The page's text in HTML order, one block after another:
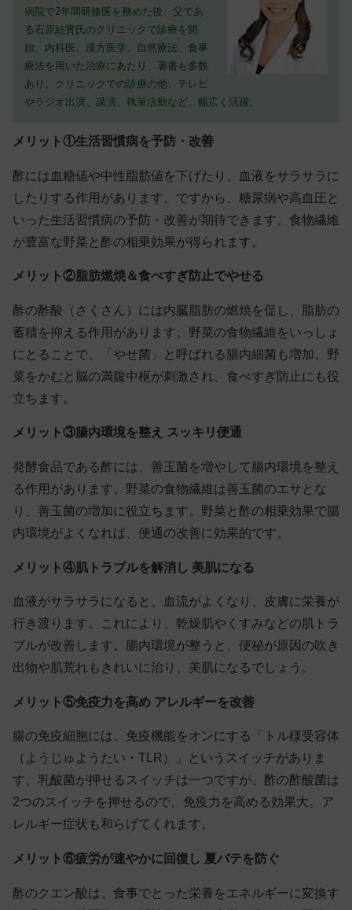
病院で2年間研修医を務めた後、父であ
る石原結實氏のクリニックで診療を開
始。内科医。漢方医学、自然療法、食事
療法を用いた治療にあたり、著書も多数
あり。クリニックでの診療の他、テレビ
やラジオ出演、講演、執筆活動など、幅広く活躍。
メリット①生活習慣病を予防・改善
酢には血糖値や中性脂肪値を下げたり、血液をサラサラに
したりする作用があります。ですから、糖尿病や高血圧と
いった生活習慣病の予防・改善が期待できます。食物繊維
が豊富な野菜と酢の相乗効果が得られます。
メリット②脂肪燃焼＆食べすぎ防止でやせる
酢の酢酸（さくさん）には内臓脂肪の燃焼を促し、脂肪の
蓄積を抑える作用があります。野菜の食物繊維をいっしょ
にとることで、「やせ菌」と呼ばれる腸内細菌も増加。野
菜をかむと脳の満腹中枢が刺激され、食べすぎ防止にも役
立ちます。
メリット③腸内環境を整え スッキリ便通
発酵食品である酢には、善玉菌を増やして腸内環境を整え
る作用があります。野菜の食物繊維は善玉菌のエサとな
り、善玉菌の増加に役立ちます。野菜と酢の相乗効果で腸
内環境がよくなれば、便通の改善に効果的です。
メリット④肌トラブルを解消し 美肌になる
血液がサラサラになると、血流がよくなり、皮膚に栄養が
行き渡ります。これにより、乾燥肌やくすみなどの肌トラ
ブルが改善します。腸内環境が整うと、便秘が原因の吹き
出物や肌荒れもきれいに治り、美肌になるでしょう。
メリット⑤免疫力を高め アレルギーを改善
腸の免疫細胞には、免疫機能をオンにする「トル様受容体
（ようじゅようたい・TLR）」というスイッチがありま
す。乳酸菌が押せるスイッチは一つですが、酢の酢酸菌は
2つのスイッチを押せるので、免疫力を高める効果大。ア
レルギー症状も和らげてくれます。
メリット⑥疲労が速やかに回復し 夏バテを防ぐ
酢のクエン酸は、食事でとった栄養をエネルギーに変換す